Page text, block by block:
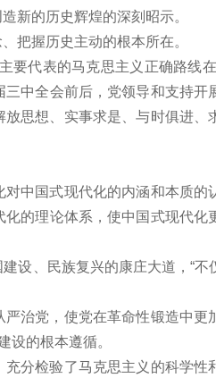
新的历史辉煌的深刻昭示。
把握历史主动的根本所在。
要代表的马克思主义正确路线
中全会前后，党领导和支持开
思想、实事求是、与时俱进、
中国式现代化的内涵和本质的
的理论体系，使中国式现代化
设、民族复兴的康庄大道，“
治党，使党在革命性锻造中更
设的根本遵循。
分检验了马克思主义的科学性